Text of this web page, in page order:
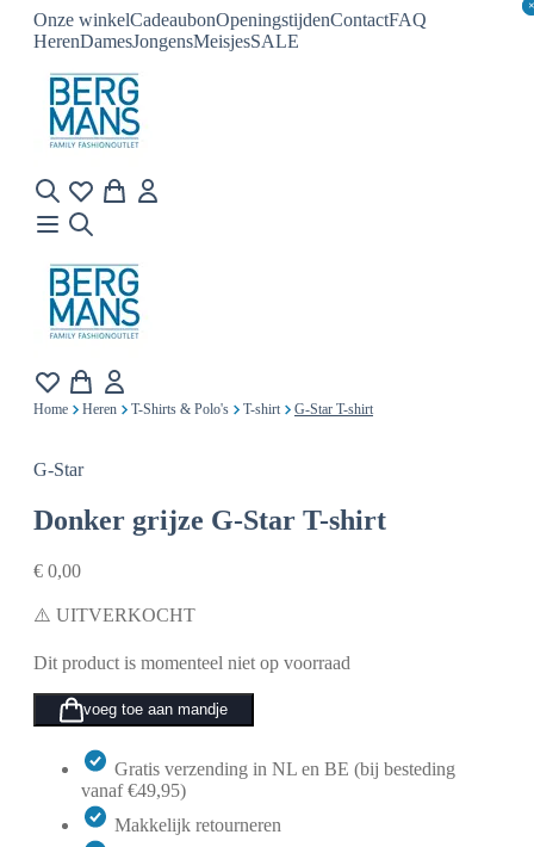
Onze winkelCadeaubonOpeningstijdenContactFAQ
HerenDamesJongensMeisjesSALE
×
×
Home Heren T-Shirts & Polo's T-shirt G-Star T-shirt
G-Star
Donker grijze G-Star T-shirt
€ 0,00
⚠️ UITVERKOCHT
Dit product is momenteel niet op voorraad
voeg toe aan mandje
Gratis verzending in NL en BE (bij besteding
vanaf €49,95)
Makkelijk retourneren